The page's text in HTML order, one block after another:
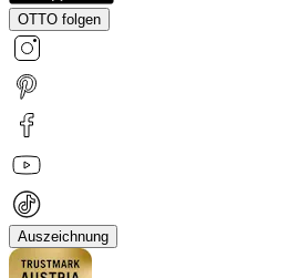
OTTO folgen
Auszeichnung